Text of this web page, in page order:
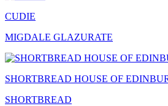
CUDIE
MIGDALE GLAZURATE
SHORTBREAD HOUSE OF
SHORTBREAD